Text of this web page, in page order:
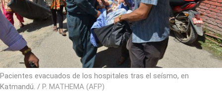
Pacientes evacuados de los hospitales tras el seísmo, en
Katmandú. / P. MATHEMA (AFP)